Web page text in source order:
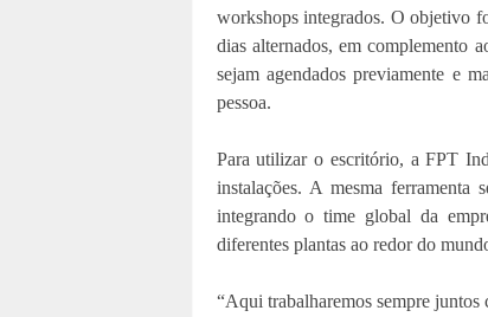
workshops integrados. O objetivo
dias alternados, em complemento
sejam agendados previamente e
pessoa.
Para utilizar o escritório, a FPT
instalações. A mesma ferramenta
integrando o time global da
diferentes plantas ao redor do
“Aqui trabalharemos sempre